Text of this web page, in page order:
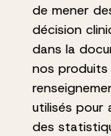
de mener
décision
dans la
nos produits
utilisés pour
des